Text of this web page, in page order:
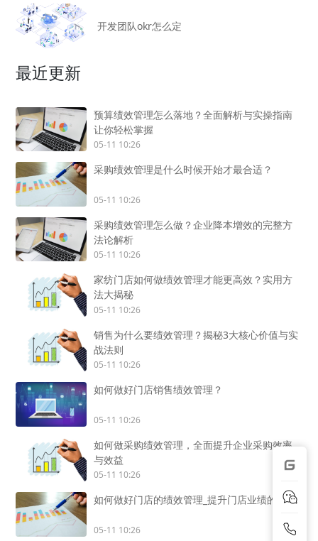
开发团队okr怎么定
最近更新
预算绩效管理怎么落地？全面解析与实操指南
让你轻松掌握
05-11 10:26
采购绩效管理是什么时候开始才最合适？
05-11 10:26
采购绩效管理怎么做？企业降本增效的完整方
法论解析
05-11 10:26
家纺门店如何做绩效管理才能更高效？实用方
法大揭秘
05-11 10:26
销售为什么要绩效管理？揭秘3大核心价值与实
战法则
05-11 10:26
如何做好门店销售绩效管理？
05-11 10:26
如何做采购绩效管理，全面提升企业采购效率
与效益
05-11 10:26
如何做好门店的绩效管理_提升门店业绩的秘诀
05-11 10:26